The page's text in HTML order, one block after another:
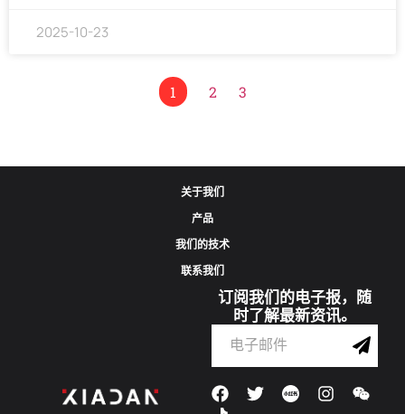
2025-10-23
1 2 3
关于我们
产品
我们的技术
联系我们
订阅我们的电子报，随
时了解最新资讯。